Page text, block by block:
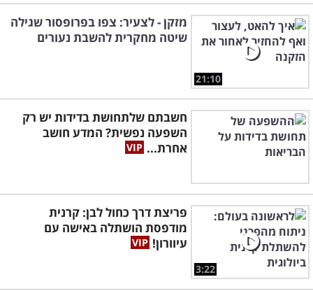
21:10
מזקן - לצעיר: צפו בפרופסור שגילה
שיטה מחקרית להשבת נעורים
חשבתם שלתחושת בדידות יש רק
השפעה נפשית? המדע חושב
אחרת...
3:22
פריצת דרך כחול לבן: קרנית
מודפסת הושתלה באישה עם
עיוורון!